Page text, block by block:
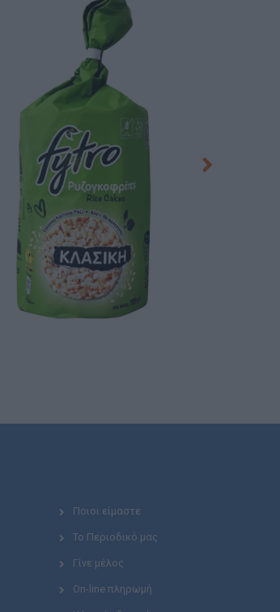
Ποιοι είμαστε
Το Περιοδικό μας
Γίνε μέλος
On-line πληρωμή